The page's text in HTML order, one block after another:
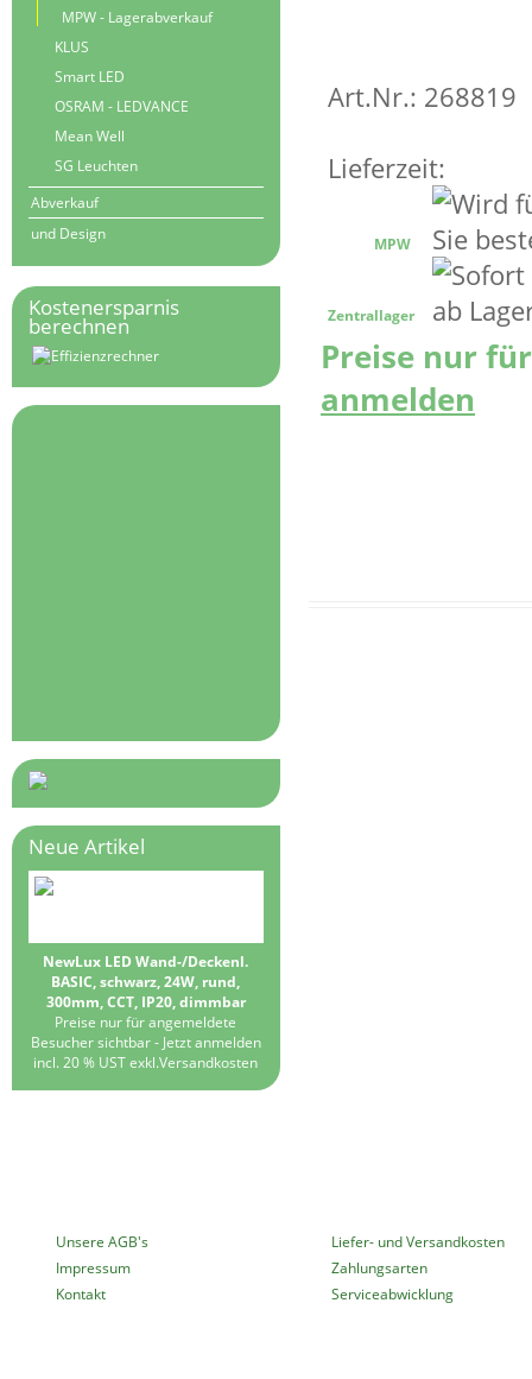
Art.Nr.: 268819
Lieferzeit:
MPW
Zentrallager
Preise nur
anmelden
MPW - Lagerabverkauf
KLUS
Smart LED
OSRAM - LEDVANCE
Mean Well
SG Leuchten
Abverkauf
und Design
Kostenersparnis
berechnen
Neue Artikel
NewLux LED Wand-/Deckenl.
BASIC, schwarz, 24W, rund,
300mm, CCT, IP20, dimmbar
Preise nur für angemeldete
Besucher sichtbar - Jetzt anmelden
incl. 20 % UST exkl.Versandkosten
Unsere AGB's
Impressum
Kontakt
Liefer- und Versandkosten
Zahlungsarten
Serviceabwicklung